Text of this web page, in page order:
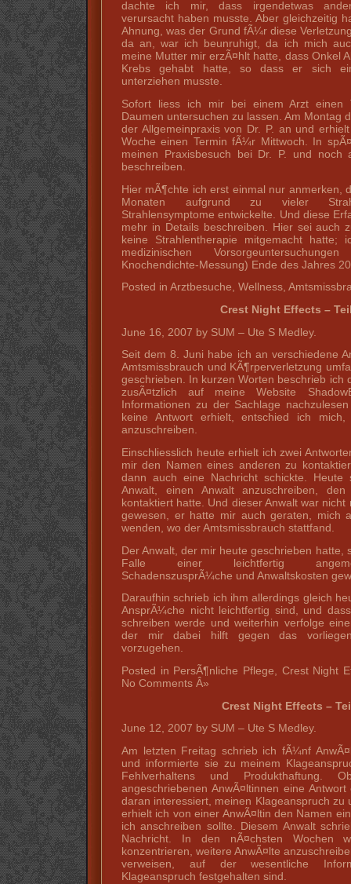
dachte ich mir, dass irgendetwas
verursacht haben musste. Aber gleichzeitig
Ahnung, was der Grund fÃ¼r diese
da an, war ich beunruhigt, da ich mich
meine Mutter mir erzÃ¤hlt hatte, dass Onkel
Krebs gehabt hatte, so dass er sich
unterziehen musste.
Sofort liess ich mir bei einem Arzt einen
Daumen untersuchen zu lassen. Am Montag
der Allgemeinpraxis von Dr. P. an und
Woche einen Termin fÃ¼r Mittwoch. In
meinen Praxisbesuch bei Dr. P. und noch
beschreiben.
Hier mÃ¶chte ich erst einmal nur anmerken,
Monaten aufgrund zu vieler
Strahlensymptome entwickelte. Und diese
mehr in Details beschreiben. Hier sei auch
keine Strahlentherapie mitgemacht hatte;
medizinischen
Knochendichte-Messung) Ende des Jahres
Posted in Arztbesuche, Wellness,
Crest Night Effects –
June 16, 2007 by SUM – Ute S Medley.
Seit dem 8. Juni habe ich an verschiedene
Amtsmissbrauch und KÃ¶rperverletzung
geschrieben. In kurzen Worten beschrieb ich
zusÃ¤tzlich auf meine Website
Informationen zu der Sachlage
keine Antwort erhielt, entschied ich mich,
anzuschreiben.
Einschliesslich heute erhielt ich zwei
mir den Namen eines anderen zu
dann auch eine Nachricht schickte.
Anwalt, einen Anwalt anzuschreiben,
kontaktiert hatte. Und dieser Anwalt war
gewesen, er hatte mir auch geraten, mich
wenden, wo der Amtsmissbrauch stattfand.
Der Anwalt, der mir heute geschrieben hatte,
Falle einer leichtfertig
SchadenszusprÃ¼che und Anwaltskosten
Daraufhin schrieb ich ihm allerdings gleich
AnsprÃ¼che nicht leichtfertig sind, und
schreiben werde und weiterhin verfolge
der mir dabei hilft gegen das
vorzugehen.
Posted in PersÃ¶nliche Pflege, Crest Night
No Comments Â»
Crest Night Effects –
June 12, 2007 by SUM – Ute S Medley.
Am letzten Freitag schrieb ich fÃ¼nf
und informierte sie zu meinem
Fehlverhaltens und Produkthaftung.
angeschriebenen AnwÃ¤ltinnen eine
daran interessiert, meinen Klageanspruch zu
erhielt ich von einer AnwÃ¤ltin den Namen
ich anschreiben sollte. Diesem Anwalt
Nachricht. In den nÃ¤chsten Wochen
konzentrieren, weitere AnwÃ¤lte
verweisen, auf der wesentliche
Klageanspruch festgehalten sind.